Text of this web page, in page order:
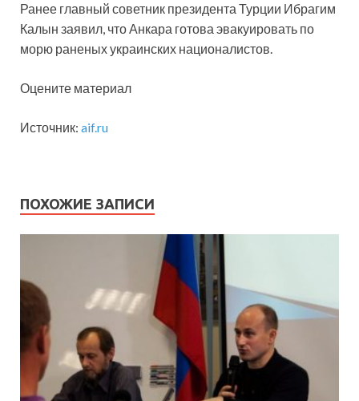
Ранее главный советник президента Турции Ибрагим
Калын заявил, что Анкара готова эвакуировать по
морю раненых украинских националистов.
Оцените материал
Источник: aif.ru
ПОХОЖИЕ ЗАПИСИ